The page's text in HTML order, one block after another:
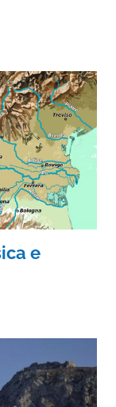
e